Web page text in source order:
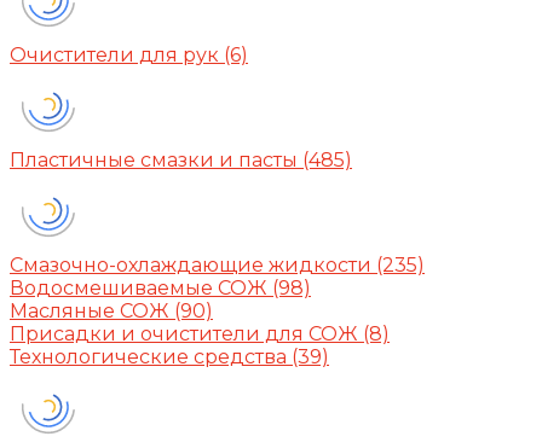
Очистители для рук (6)
Пластичные смазки и пасты (485)
Смазочно-охлаждающие жидкости (235)
Водосмешиваемые СОЖ (98)
Масляные СОЖ (90)
Присадки и очистители для СОЖ (8)
Технологические средства (39)